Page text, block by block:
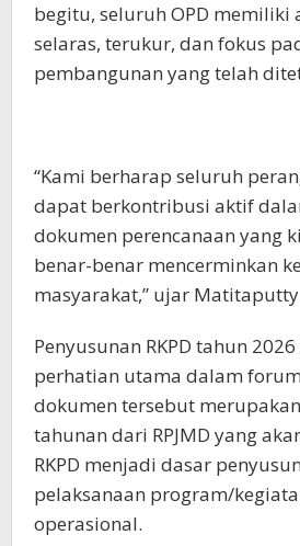
begitu, seluruh OPD memiliki
selaras, terukur, dan fokus
pembangunan yang telah
“Kami berharap seluruh
dapat berkontribusi aktif
dokumen perencanaan yang
benar-benar mencerminkan
masyarakat,” ujar
Penyusunan RKPD tahun
perhatian utama dalam
dokumen tersebut
tahunan dari RPJMD yang
RKPD menjadi dasar
pelaksanaan program/
operasional.